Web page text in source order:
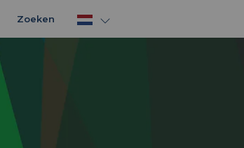
Zoeken